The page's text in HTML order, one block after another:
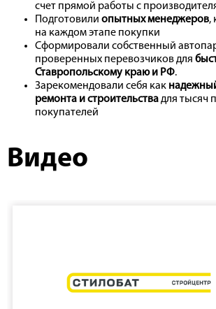
счет прямой работы с
Подготовили опытных менеджеров,
на каждом этапе покупки
Сформировали собственный
проверенных перевозчиков для
Ставропольскому краю и РФ.
Зарекомендовали себя как
ремонта и строительствадля тысяч
покупателей
Видео